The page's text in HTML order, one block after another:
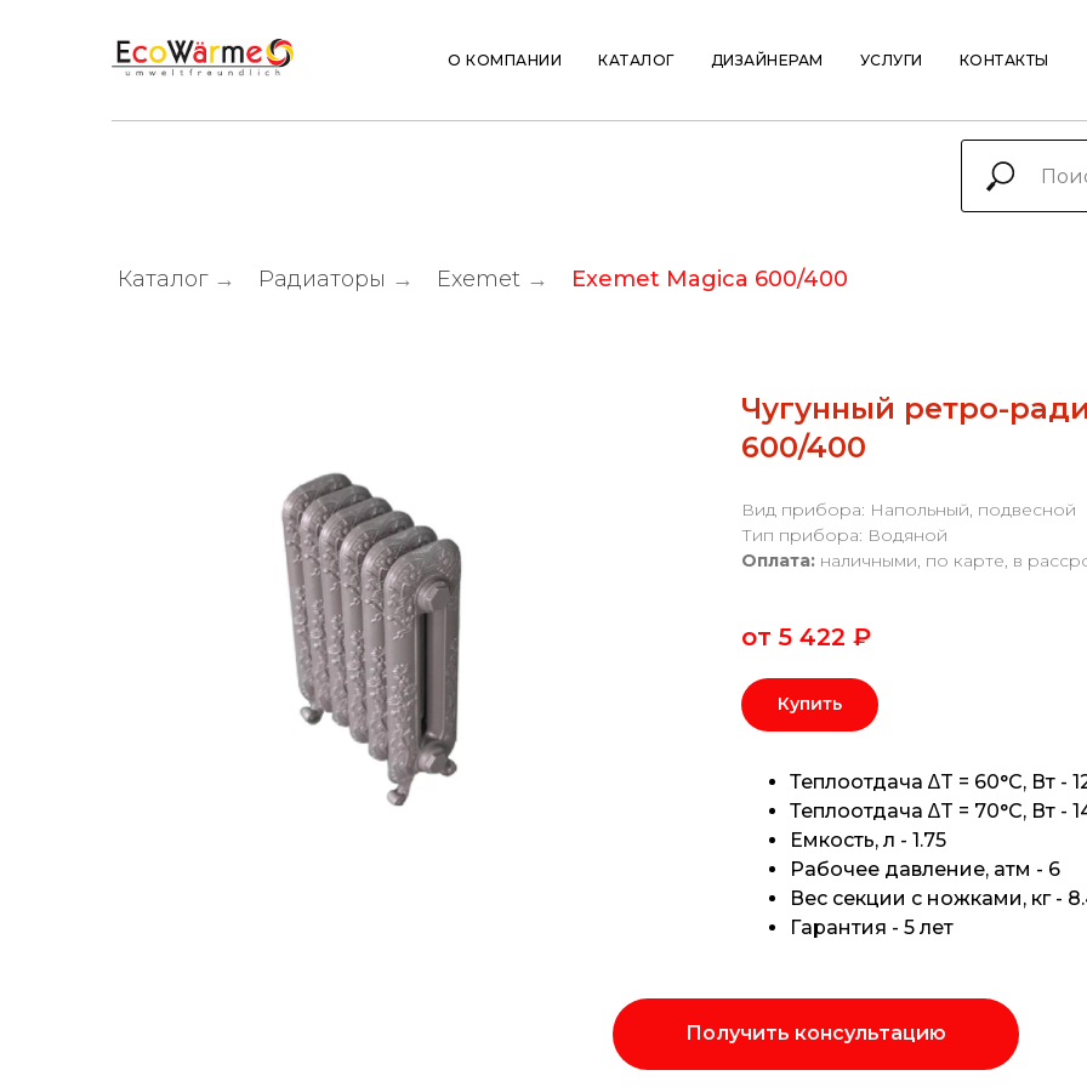
О КОМПАНИИ КАТАЛОГ ДИЗАЙНЕРАМ УСЛУГИ КОНТАКТЫ
Каталог → Радиаторы → Exemet → Exemet Magica 600/400
Чугунный ретро-
600/400
Вид прибора: Напольный, подвесной
Тип прибора: Водяной
Оплата: наличными, по карте, в
от 5 422 ₽
Купить
Теплоотдача ∆T = 60°C, Вт -
Теплоотдача ∆T = 70°C, Вт -
Емкость, л - 1.75
Рабочее давление, атм - 6
Вес секции с ножками, кг -
Гарантия - 5 лет
Получить консультацию